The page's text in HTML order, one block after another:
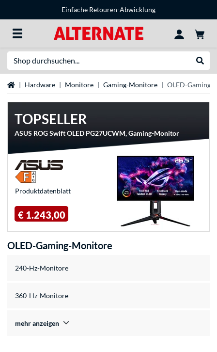
Einfache Retouren-Abwicklung
StartseiteHardware Monitore Gaming-Monitore OLED-Gaming-
TOPSELLER
ASUS ROG Swift OLED PG27UCWM, Gaming-Monitor
Produkt­datenblatt
€ 1.243,00
OLED-Gaming-Monitore
240-Hz-Monitore
360-Hz-Monitore
mehr anzeigen